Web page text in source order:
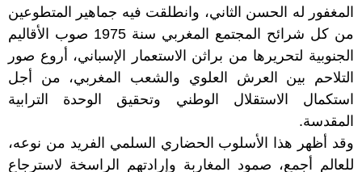
المغفور له الحسن الثاني، وانطلقت فيه جماهير المتطوعين
من كل شرائح المجتمع المغربي سنة 1975 صوب الأقاليم
الجنوبية لتحريرها من براثن الاستعمار الإسباني، أروع صور
التلاحم بين العرش العلوي والشعب المغربي، من أجل
استكمال الاستقلال الوطني وتحقيق الوحدة الترابية
المقدسة.
وقد أظهر هذا الأسلوب الحضاري السلمي الفريد من نوعه،
للعالم أجمع، صمود المغاربة وإرادتهم الراسخة لاسترجاع